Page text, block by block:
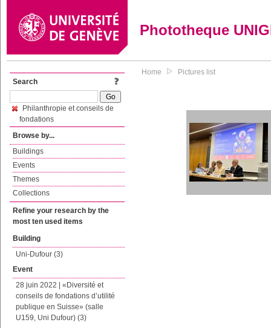
Phototheque
Search
Philanthropie et conseils de
fondations
Browse by...
Buildings
Events
Themes
Collections
Refine your research by the
most ten used items
Building
Uni-Dufour (3)
Event
28 juin 2022 | «Diversité et
conseils de fondations d’utilité
publique en Suisse» (salle
U159, Uni Dufour) (3)
Home Pictures list